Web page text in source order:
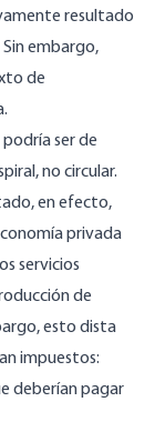
resultado
embargo,
de
.
ser de
no circular.
en efecto,
privada
servicios
de
esto dista
impuestos:
deberían pagar